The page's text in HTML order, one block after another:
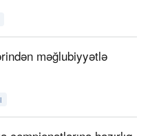
məğlubiyyətlə